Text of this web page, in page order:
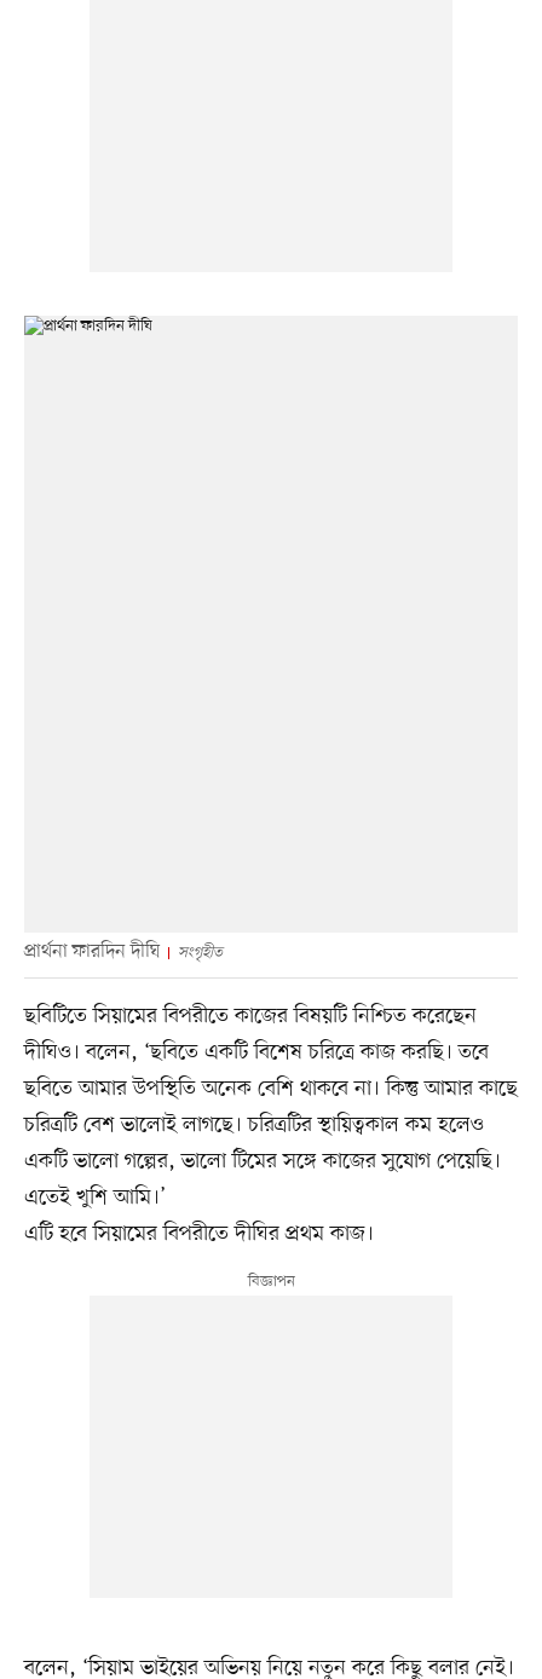
প্রার্থনা ফারদিন দীঘি সংগৃহীত
ছবিটিতে সিয়ামের বিপরীতে কাজের বিষয়টি নিশ্চিত করেছেন
দীঘিও। বলেন, ‘ছবিতে একটি বিশেষ চরিত্রে কাজ করছি। তবে
ছবিতে আমার উপস্থিতি অনেক বেশি থাকবে না। কিন্তু আমার কাছে
চরিত্রটি বেশ ভালোই লাগছে। চরিত্রটির স্থায়িত্বকাল কম হলেও
একটি ভালো গল্পের, ভালো টিমের সঙ্গে কাজের সুযোগ পেয়েছি।
এতেই খুশি আমি।’
এটি হবে সিয়ামের বিপরীতে দীঘির প্রথম কাজ।
বলেন, ‘সিয়াম ভাইয়ের অভিনয় নিয়ে নতুন করে কিছু বলার নেই।